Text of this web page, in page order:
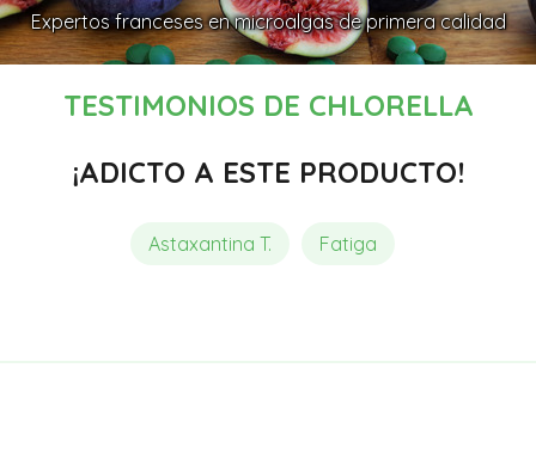
Expertos franceses en microalgas de primera calidad
TESTIMONIOS DE CHLORELLA
¡ADICTO A ESTE PRODUCTO!
Astaxantina T. Fatiga